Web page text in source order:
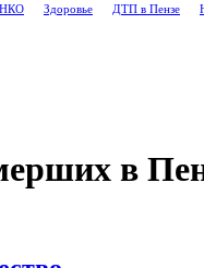
НКО Здоровье ДТП в Пензе
в